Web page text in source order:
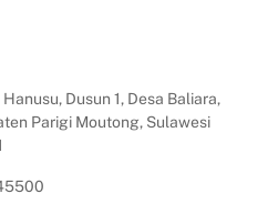
Dusun 1, Desa Baliara,
Parigi Moutong, Sulawesi